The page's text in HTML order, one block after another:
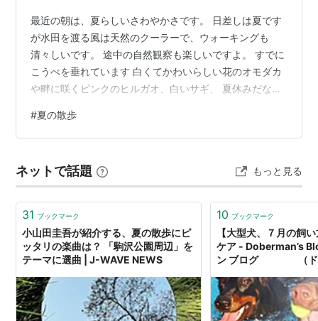
最近の朝は、夏らしいさわやかさです。 日差しは夏です
が水田を渡る風は天然のクーラーで、ウォーキングも
清々しいです。 途中の自然観察も楽しいですよ。 すでに
こうべを垂れています 白くてかわいらしい花のオモダカ
や畔に咲くピンクのヒルガオ、白いサギ、 夏休みだな
虫?
#夏の散歩
ネットで話題 もっと見る
31 ブックマーク
小山田圭吾が紹介する、夏の散歩にピ
ッタリの楽曲は？ 「駒沢公園周辺」を
テーマに選曲 | J-WAVE NEWS
10 ブックマーク
【大型犬、７月の飼
ケア - Doberman’s
ン ブログ （ド